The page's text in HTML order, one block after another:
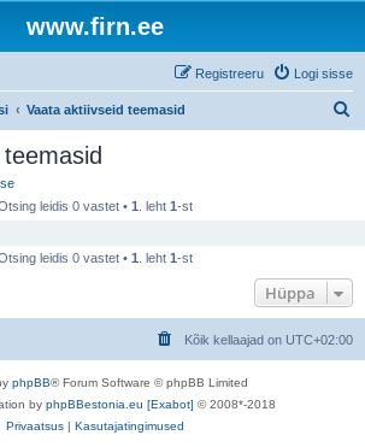
www.firn.ee
Logi sisse
Registreeru
Vaata aktiivseid teemasid
leidis 0 vastet • 1 . leht 1-st
leidis 0 vastet • 1 . leht 1-st
Hüppa
Kõik kellaajad on UTC+02:00
phpBB® Forum Software © phpBB Limited
by phpBBestonia.eu [Exabot] © 2008*-2018
Privaatsus | Kasutajatingimused